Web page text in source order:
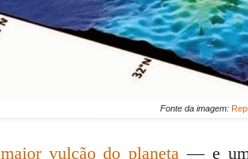
Fonte da imagem:
maior vulcão do planeta — e um